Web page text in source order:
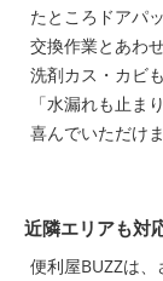
たところドアパ
交換作業とあわ
洗剤カス・カビも
「水漏れも止ま
喜んでいただけま
近隣エリアも対
便利屋BUZZは